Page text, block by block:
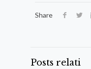
Share
Posts relati